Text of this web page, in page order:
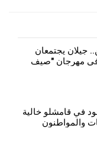
يجتمعان
مهرجان "صيف
قامشلو خالية
الوقود والعملة